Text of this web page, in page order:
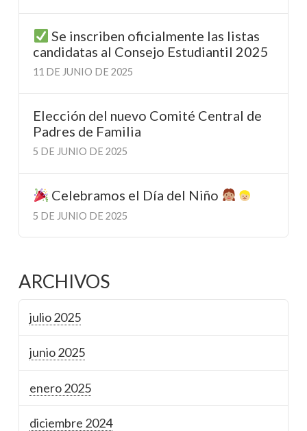
Se inscriben oficialmente las listas
candidatas al Consejo Estudiantil 2025
11 DE JUNIO DE 2025
Elección del nuevo Comité Central de
Padres de Familia
5 DE JUNIO DE 2025
Celebramos el Día del Niño
5 DE JUNIO DE 2025
ARCHIVOS
julio 2025
junio 2025
enero 2025
diciembre 2024